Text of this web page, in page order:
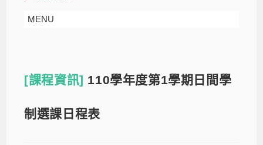
MENU
[課程資訊] 110學年度第1學期日間學
制選課日程表